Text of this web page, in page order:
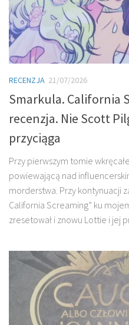
RECENZJA 21/07/2026
Smarkula. California
recenzja. Nie Scott
przyciąga
Przy pierwszym tomie
powiewającą nad
morderstwa. Przy kontynuacji
California Screaming” ku
zresetował i znowu Lottie i jej